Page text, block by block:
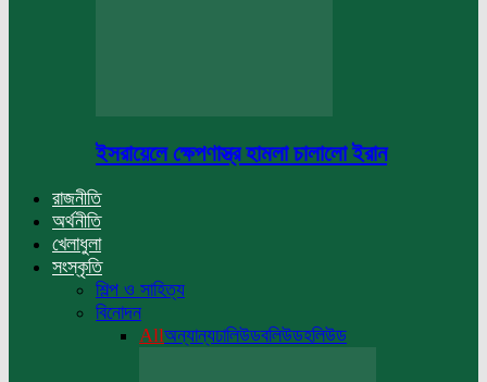
ইসরায়েলে ক্ষেপণাস্ত্র হামলা চালালো ইরান
রাজনীতি
অর্থনীতি
খেলাধুলা
সংস্কৃতি
শিল্প ও সাহিত্য
বিনোদন
Allঅন্যান্যঢালিউডবলিউডহলিউড